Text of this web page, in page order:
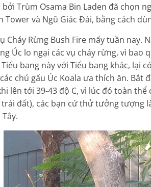
bởi Trùm Osama Bin Laden đã chọn
Tower và Ngũ Giác Đài, bằng cách
Cháy Rừng Bush Fire mấy tuần nay.
Úc lo ngại các vụ cháy rừng, vì
bang này với Tiểu bang khác, lại
chú gấu Úc Koala ưa thích ăn.
lên tới 39-43 độ C, vì lúc đó toàn
trái đất), các bạn cứ thử tưởng tượng